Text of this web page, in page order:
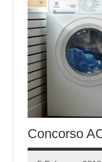
Concorso